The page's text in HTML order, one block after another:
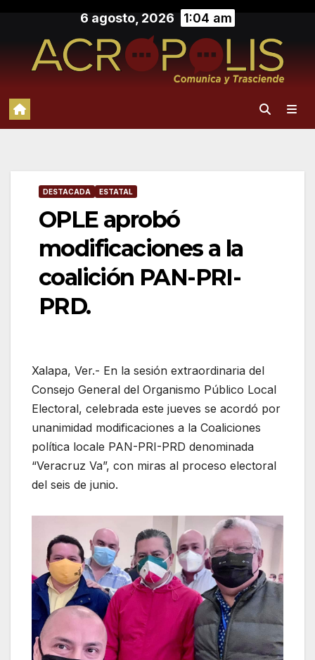
contenido
6 agosto, 2026 1:04 am
DESTACADA ESTATAL
OPLE aprobó
modificaciones a la
coalición PAN-PRI-
PRD.
Xalapa, Ver.- En la sesión extraordinaria del
Consejo General del Organismo Público Local
Electoral, celebrada este jueves se acordó por
unanimidad modificaciones a la Coaliciones
política locale PAN-PRI-PRD denominada
“Veracruz Va”, con miras al proceso electoral
del seis de junio.